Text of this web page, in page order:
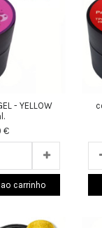
- YELLOW
€
carrinho